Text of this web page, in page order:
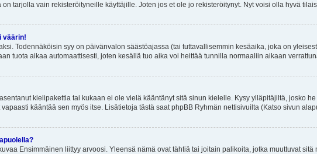
tarjolla vain rekisteröityneille käyttäjille. Joten jos et ole jo rekisteröitynyt. Nyt voisi olla hyvä
väärin!
Todennäköisin syy on päivänvalon säästöajassa (tai tuttavallisemmin kesäaika, joka on
tuota aikaa automaattisesti, joten kesällä tuo aika voi heittää tunnilla normaaliin aikaan
kielipakettia tai kukaan ei ole vielä kääntänyt sitä sinun kielelle. Kysy ylläpitäjiltä, josko
kääntää sen myös itse. Lisätietoja tästä saat phpBB Ryhmän nettisivuilta (Katso sivun
Ensimmäinen liittyy arvoosi. Yleensä nämä ovat tähtiä tai joitain palikoita, jotka muuttuvat sitä